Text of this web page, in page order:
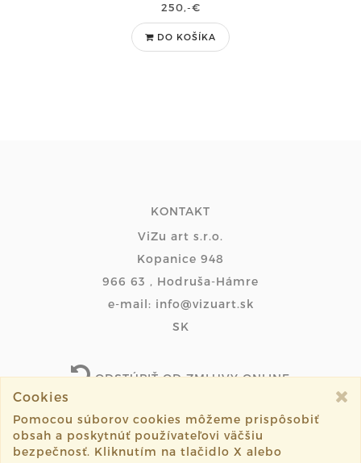
250,-€
DO KOŠÍKA
KONTAKT
ViZu art s.r.o.
Kopanice 948
966 63 , Hodruša-Hámre
e-mail: info@vizuart.sk
SK
ODSTÚPIŤ OD ZMLUVY ONLINE
©2026 vizuart.sk všetky práva vyhradené.
Cookies
Pomocou súborov cookies môžeme prispôsobiť
obsah a poskytnúť používateľovi väčšiu
bezpečnosť. Kliknutím na tlačidlo X alebo